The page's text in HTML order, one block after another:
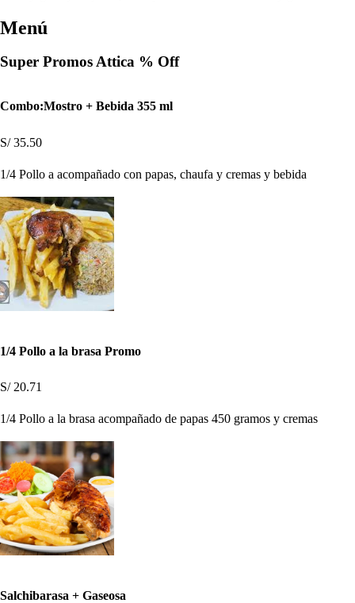
Menú
Super Promos Attica % Off
Combo:Mostro + Bebida 355 ml
S/ 35.50
1/4 Pollo a acompañado con papas, chaufa y cremas y bebida
1/4 Pollo a la brasa Promo
S/ 20.71
1/4 Pollo a la brasa acompañado de papas 450 gramos y cremas
Salchibarasa + Gaseosa